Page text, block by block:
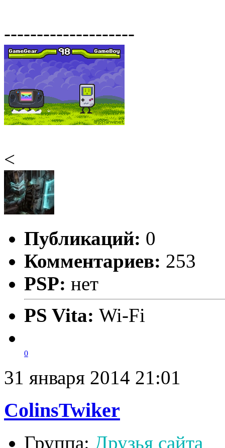
--------------------
<
Публикаций: 0
Комментариев: 253
PSP: нет
PS Vita: Wi-Fi
0
31 января 2014 21:01
ColinsTwiker
Группа: Друзья сайта